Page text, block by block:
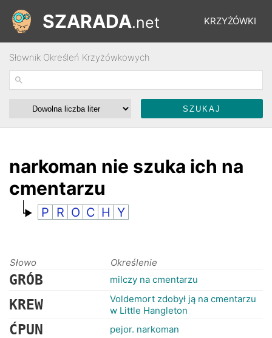
KRZYŻÓWKI
ŁAMIGŁÓWKI
SZARADA.net
Słownik Określeń Krzyżówkowych
narkoman nie szuka ich na
cmentarzu
P R O C H Y
Słowo Określenie
GRÓB milczy na cmentarzu
KREW
Voldemort zdobył ją na cmentarzu
w Little Hangleton
ĆPUN pejor. narkoman